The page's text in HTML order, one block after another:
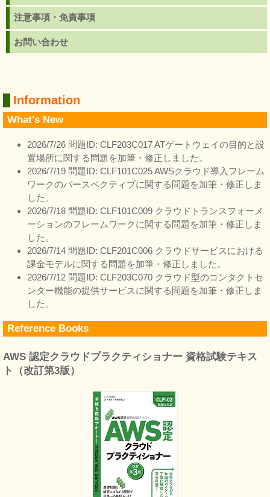
注意事項・免責事項
お問い合わせ
Information
What's New
2026/7/26 問題ID: CLF203C017 ATゲートウェイの目的と設
置場所に関する問題を加筆・修正しました。
2026/7/19 問題ID: CLF101C025 AWSクラウド導入フレーム
ワークのパースペクティブに関する問題を加筆・修正しま
した。
2026/7/18 問題ID: CLF101C009 クラウドトランスフォーメ
ーションのフレームワークに関する問題を加筆・修正しま
した。
2026/7/14 問題ID: CLF201C006 クラウドサービスにおける
課金モデルに関する問題を加筆・修正しました。
2026/7/12 問題ID: CLF203C070 クラウド型のコンタクトセ
ンター機能の提供サービスに関する問題を加筆・修正しま
した。
Reference Books
AWS 認定クラウドプラクティショナー 資格試験テキス
ト（改訂第3版）